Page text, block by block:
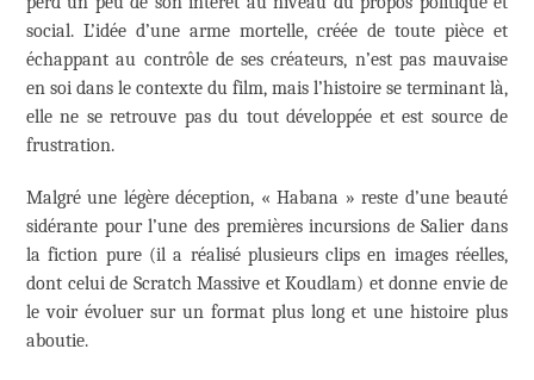
social. L’idée d’une arme mortelle, créée de toute pièce et
échappant au contrôle de ses créateurs, n’est pas mauvaise
en soi dans le contexte du film, mais l’histoire se terminant là,
elle ne se retrouve pas du tout développée et est source de
frustration.
Malgré une légère déception, « Habana » reste d’une beauté
sidérante pour l’une des premières incursions de Salier dans
la fiction pure (il a réalisé plusieurs clips en images réelles,
dont celui de Scratch Massive et Koudlam) et donne envie de
le voir évoluer sur un format plus long et une histoire plus
aboutie.